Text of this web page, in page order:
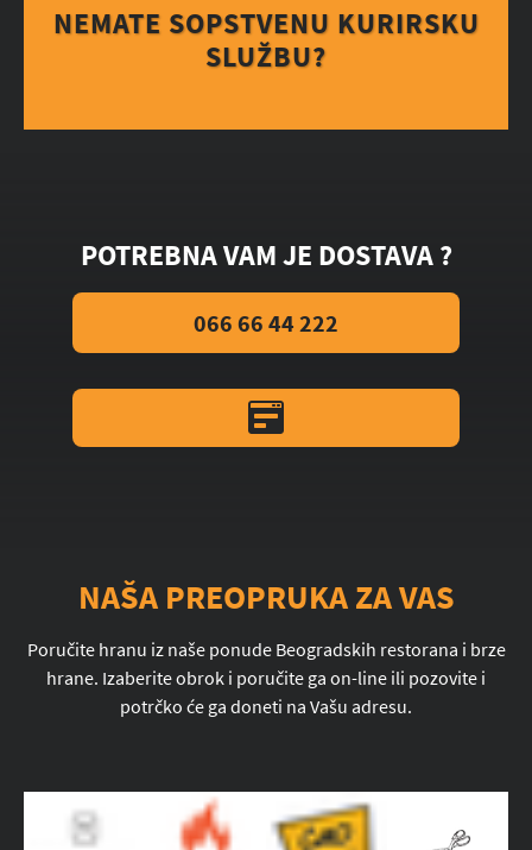
NEMATE SOPSTVENU KURIRSKU
SLUŽBU?
POTREBNA VAM JE DOSTAVA ?
066 66 44 222
NAŠA PREOPRUKA ZA VAS
Poručite hranu iz naše ponude Beogradskih restorana i brze
hrane. Izaberite obrok i poručite ga on-line ili pozovite i
potrčko će ga doneti na Vašu adresu.